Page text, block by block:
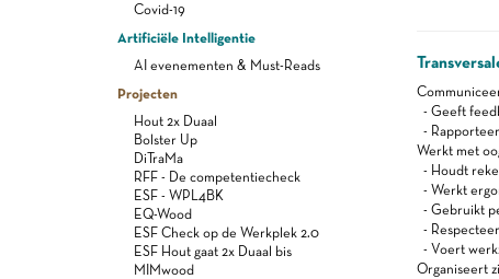
Covid-19
Artificiële Intelligentie
AI evenementen & Must-Reads
Projecten
Hout 2x Duaal
Bolster Up
DiTraMa
RFF - De competentiecheck
ESF - WPL4BK
EQ-Wood
ESF Check op de Werkplek 2.0
ESF Hout gaat 2x Duaal bis
MIMwood
- Geeft
-
Werkt met
- Houdt
- Werkt
- Gebruikt
-
- Voert
Organiseert